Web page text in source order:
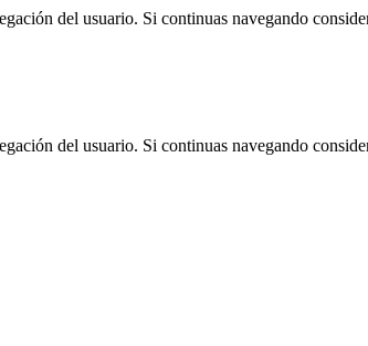
del usuario. Si continuas navegando
del usuario. Si continuas navegando